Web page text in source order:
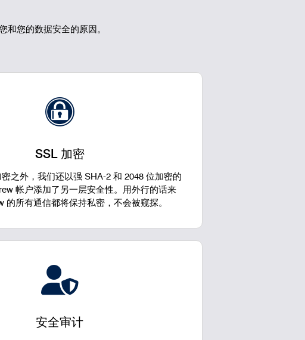
和您的数据安全的原因。
SSL 加密
之外，我们还以强 SHA-2 和 2048 位加密的
帐户添加了另一层安全性。用外行的话来
的所有通信都将保持私密，不会被窥探。
安全审计